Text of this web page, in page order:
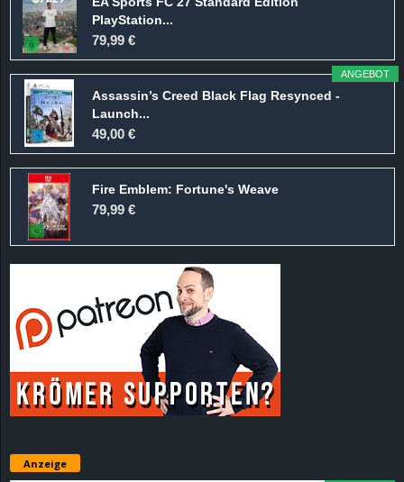
PlayStation...
79,99 €
ANGEBOT
Assassin’s Creed Black Flag Resynced -
Launch...
49,00 €
Fire Emblem: Fortune's Weave
79,99 €
Anzeige